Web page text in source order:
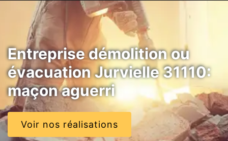
Entreprise démolition ou
évacuation Jurvielle 31110:
maçon aguerri
Voir nos réalisations